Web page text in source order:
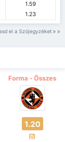
1.59
1.23
el a Szójegyzéket
Forma - Összes
1.20
D